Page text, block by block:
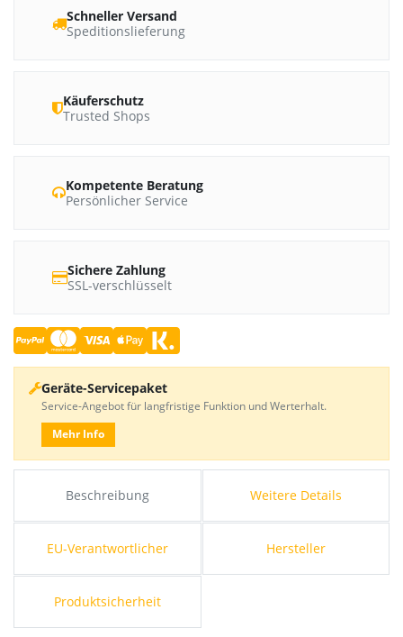
Beschreibung Weitere Details
EU-Verantwortlicher Hersteller
Produktsicherheit
Schneller Versand
Speditionslieferung
Käuferschutz
Trusted Shops
Kompetente Beratung
Persönlicher Service
Sichere Zahlung
SSL-verschlüsselt
Geräte-Servicepaket
Service-Angebot für langfristige Funktion und Werterhalt.
Mehr Info